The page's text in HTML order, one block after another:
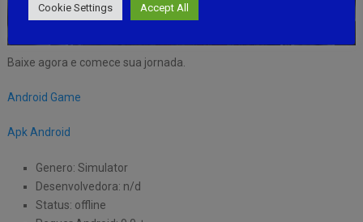
Baixe agora e comece sua jornada.
Android Game
Apk Android
Genero: Simulator
Desenvolvedora: n/d
Status: offline
Cookie Settings Accept All